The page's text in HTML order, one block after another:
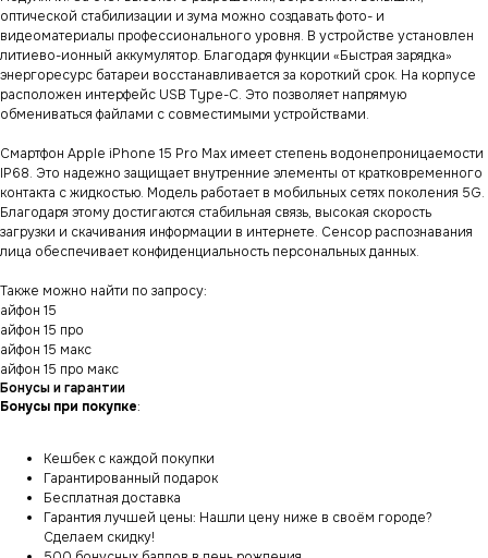
оптической стабилизации и зума можно создавать фото- и
видеоматериалы профессионального уровня. В устройстве установлен
литиево-ионный аккумулятор. Благодаря функции «Быстрая зарядка»
энергоресурс батареи восстанавливается за короткий срок. На корпусе
расположен интерфейс USB Type-C. Это позволяет напрямую
обмениваться файлами с совместимыми устройствами.
Смартфон Apple iPhone 15 Pro Max имеет степень водонепроницаемости
IP68. Это надежно защищает внутренние элементы от кратковременного
контакта с жидкостью. Модель работает в мобильных сетях поколения 5G.
Благодаря этому достигаются стабильная связь, высокая скорость
загрузки и скачивания информации в интернете. Сенсор распознавания
лица обеспечивает конфиденциальность персональных данных.
Также можно найти по запросу:
айфон 15
айфон 15 про
айфон 15 макс
айфон 15 про макс
Бонусы и гарантии
Бонусы при покупке:
Кешбек с каждой покупки
Гарантированный подарок
Бесплатная доставка
Гарантия лучшей цены: Нашли цену ниже в своём городе?
Сделаем скидку!